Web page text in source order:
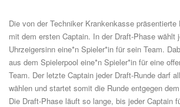
Die von der Techniker Krankenkasse
mit dem ersten Captain. In der Draft-Phase wählt
Uhrzeigersinn eine*n Spieler*in für sein Team.
aus dem Spielerpool eine*n Spieler*in für eine
Team. Der letzte Captain jeder Draft-Runde darf
wählen und startet somit die Runde entgegen
Die Draft-Phase läuft so lange, bis jeder Captain